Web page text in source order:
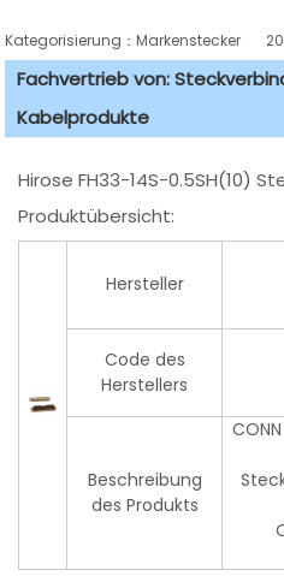
Kategorisierung：Markenstecker
Fachvertrieb von:
Kabelprodukte
Hirose FH33-14S-0.5SH(10)
Produktübersicht:
Hersteller
Code des
Herstellers
Beschreibung
des Produkts